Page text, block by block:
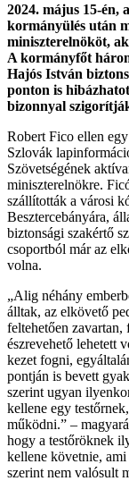
2024. május 15-
kormányülés után
miniszterelnököt,
A kormányfőt
Hajós István
ponton is
bizonnyal
Robert Fico ellen
Szlovák
Szövetségének
miniszterelnökre.
szállították a városi
Besztercebányára,
biztonsági szakértő
csoportból már az
volna.
„Alig néhány
álltak, az elkövető
feltehetően zavartan,
észrevehető lehetett
kezet fogni,
pontján is bevett
szerint ugyan
kellene egy
működni.” –
hogy a testőröknek
kellene követnie, ami
szerint nem valósult